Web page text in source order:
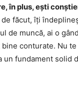
în plus, ești
de făcut, îți
de muncă, ai o
conturate. Nu
un fundament solid